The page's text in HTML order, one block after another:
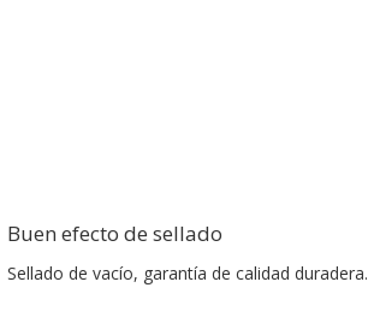
Buen efecto de sellado
Sellado de vacío, garantía de calidad duradera.